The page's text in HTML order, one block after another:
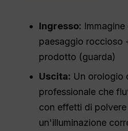
Ingresso:
paesaggio roccioso
prodotto (guarda)
Uscita: Un orologio
professionale che
con effetti di
un'illuminazione